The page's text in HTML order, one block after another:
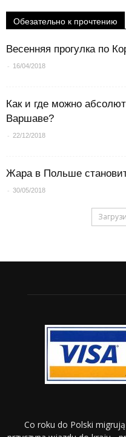
Обезательно к прочтению
Весенняя прогулка по
- 16/04/2018
Как и где можно
Варшаве?
- 22/12/2018
Жара в Польше
- 30/05/2018
Co roku do Polski